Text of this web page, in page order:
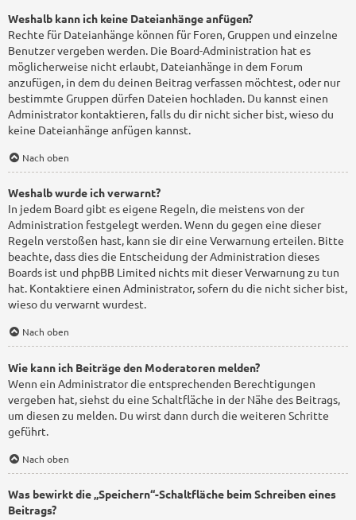
Weshalb kann ich keine Dateianhänge anfügen?
Rechte für Dateianhänge können für Foren, Gruppen und einzelne
Benutzer vergeben werden. Die Board-Administration hat es
möglicherweise nicht erlaubt, Dateianhänge in dem Forum
anzufügen, in dem du deinen Beitrag verfassen möchtest, oder nur
bestimmte Gruppen dürfen Dateien hochladen. Du kannst einen
Administrator kontaktieren, falls du dir nicht sicher bist, wieso du
keine Dateianhänge anfügen kannst.
Nach oben
Weshalb wurde ich verwarnt?
In jedem Board gibt es eigene Regeln, die meistens von der
Administration festgelegt werden. Wenn du gegen eine dieser
Regeln verstoßen hast, kann sie dir eine Verwarnung erteilen. Bitte
beachte, dass dies die Entscheidung der Administration dieses
Boards ist und phpBB Limited nichts mit dieser Verwarnung zu tun
hat. Kontaktiere einen Administrator, sofern du die nicht sicher bist,
wieso du verwarnt wurdest.
Nach oben
Wie kann ich Beiträge den Moderatoren melden?
Wenn ein Administrator die entsprechenden Berechtigungen
vergeben hat, siehst du eine Schaltfläche in der Nähe des Beitrags,
um diesen zu melden. Du wirst dann durch die weiteren Schritte
geführt.
Nach oben
Was bewirkt die „Speichern“-Schaltfläche beim Schreiben eines
Beitrags?